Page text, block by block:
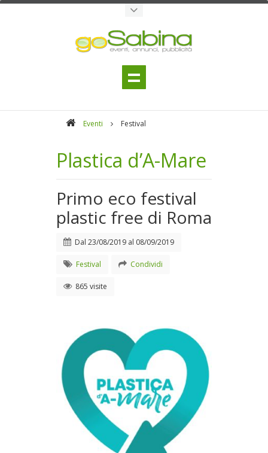
Eventi Festival
Plastica d’A-Mare
Primo eco festival
plastic free di Roma
Dal 23/08/2019 al 08/09/2019
Festival Condividi
865 visite